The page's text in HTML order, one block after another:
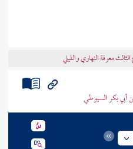
الثالث معرفة النهاري والليلي
أبي بكر السيوطي